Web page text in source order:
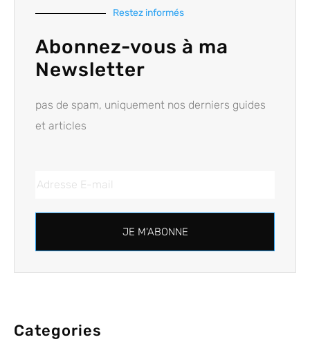
Restez informés
Abonnez-vous à ma
Newsletter
pas de spam, uniquement nos derniers guides
et articles
JE M'ABONNE
Categories